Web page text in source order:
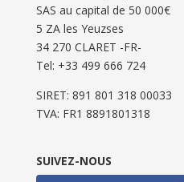
SAS au capital de 50 000€
5 ZA les Yeuzses
34 270 CLARET -FR-
Tel: ‭+33 499 666 724‬
SIRET: 891 801 318 00033
TVA: FR1 8891801318
SUIVEZ-NOUS